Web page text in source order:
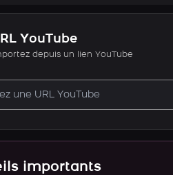
YouTube
depuis un lien YouTube
importants